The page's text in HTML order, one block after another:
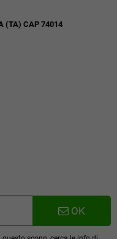
(TA) CAP 74014
OK